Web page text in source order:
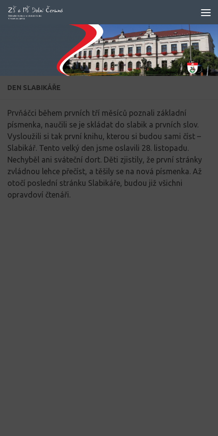
Skip to content
DEN SLABIKÁŘE
Prvňáčci během prvních tří měsíců poznali základní
písmenka, naučili se je skládat do slabik a prvních slov.
Vysloužili si tak první knihu, kterou si budou sami číst –
Slabikář. Tento velký den jsme oslavili 28. listopadu.
Nechyběl ani sváteční dort. Děti zjistily, že první stránky
zvládnou lehce přečíst, a těšily se na nová písmenka. Až
otočí poslední stránku Slabikáře, budou již všichni
opravdoví čtenáři.